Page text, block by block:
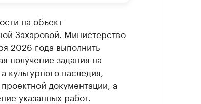
на объект
Захаровой. Министерство
2026 года выполнить
получение задания на
наследия,
документации, а
указанных работ.